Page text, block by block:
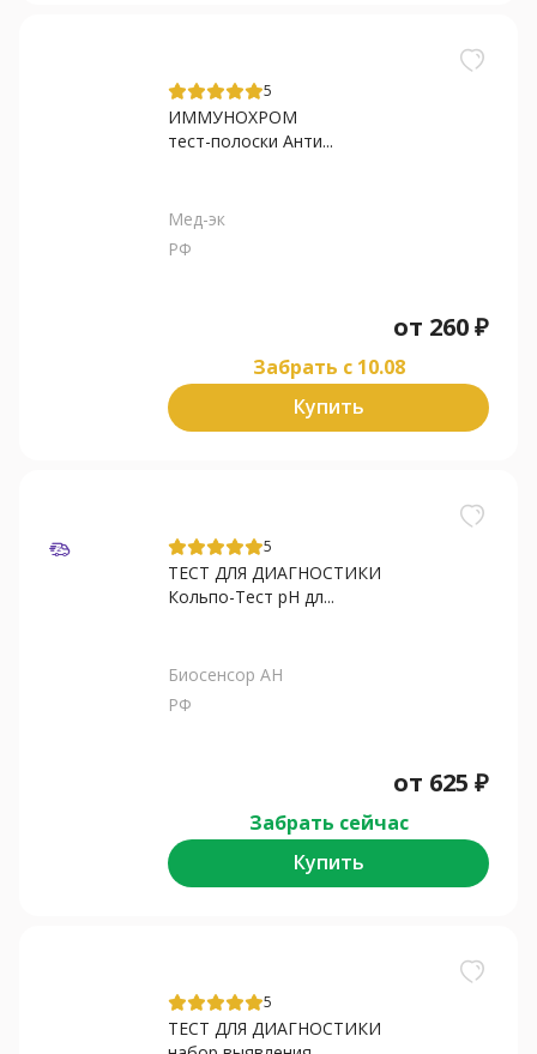
5
ИММУНОХРОМ
тест-полоски Анти...
Мед-эк
РФ
от 260₽
Забрать c 10.08
Купить
5
ТЕСТ ДЛЯ ДИАГНОСТИКИ
Кольпо-Тест рН дл...
Биосенсор АН
РФ
от 625 ₽
Забрать сейчас
Купить
5
ТЕСТ ДЛЯ ДИАГНОСТИКИ